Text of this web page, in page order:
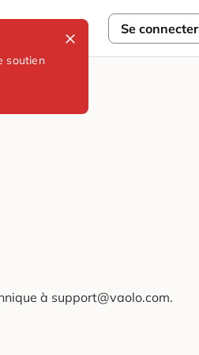
soutien
Se connecter
à support@vaolo.com.